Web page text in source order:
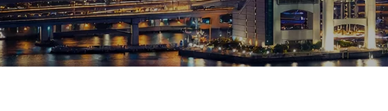
テニス四大大会・五輪